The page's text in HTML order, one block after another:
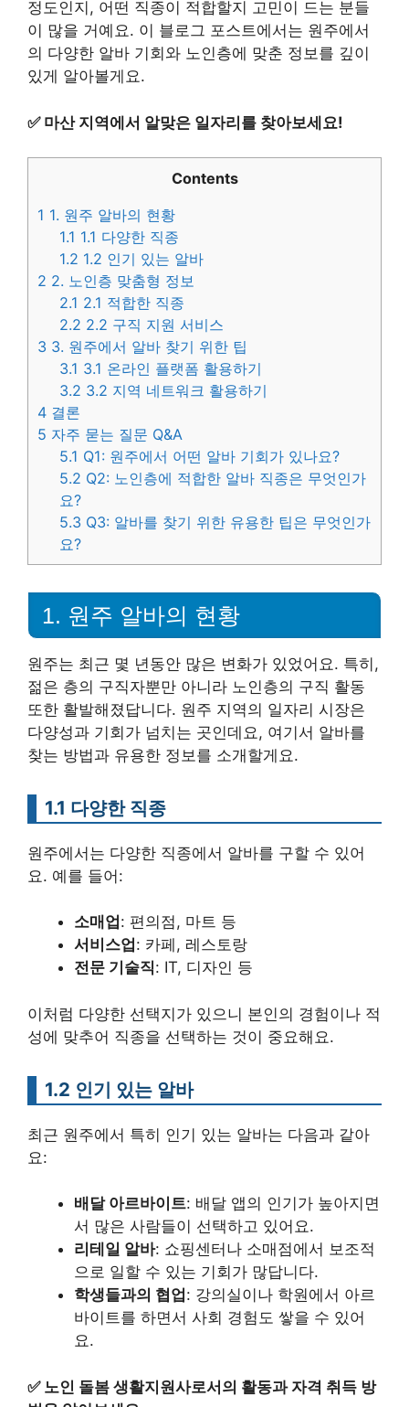
정도인지, 어떤 직종이 적합할지 고민이 드는 분들
이 많을 거예요. 이 블로그 포스트에서는 원주에서
의 다양한 알바 기회와 노인층에 맞춘 정보를 깊이
있게 알아볼게요.
✅ 마산 지역에서 알맞은 일자리를 찾아보세요!
Contents
1 1. 원주 알바의 현황
1.1 1.1 다양한 직종
1.2 1.2 인기 있는 알바
2 2. 노인층 맞춤형 정보
2.1 2.1 적합한 직종
2.2 2.2 구직 지원 서비스
3 3. 원주에서 알바 찾기 위한 팁
3.1 3.1 온라인 플랫폼 활용하기
3.2 3.2 지역 네트워크 활용하기
4 결론
5 자주 묻는 질문 Q&A
5.1 Q1: 원주에서 어떤 알바 기회가 있나요?
5.2 Q2: 노인층에 적합한 알바 직종은 무엇인가
요?
5.3 Q3: 알바를 찾기 위한 유용한 팁은 무엇인가
요?
1. 원주 알바의 현황
원주는 최근 몇 년동안 많은 변화가 있었어요. 특히,
젊은 층의 구직자뿐만 아니라 노인층의 구직 활동
또한 활발해졌답니다. 원주 지역의 일자리 시장은
다양성과 기회가 넘치는 곳인데요, 여기서 알바를
찾는 방법과 유용한 정보를 소개할게요.
1.1 다양한 직종
원주에서는 다양한 직종에서 알바를 구할 수 있어
요. 예를 들어:
소매업 : 편의점, 마트 등
서비스업 : 카페, 레스토랑
전문 기술직: IT, 디자인 등
이처럼 다양한 선택지가 있으니 본인의 경험이나 적
성에 맞추어 직종을 선택하는 것이 중요해요.
1.2 인기 있는 알바
최근 원주에서 특히 인기 있는 알바는 다음과 같아
요:
배달 아르바이트: 배달 앱의 인기가 높아지면
서 많은 사람들이 선택하고 있어요.
리테일 알바: 쇼핑센터나 소매점에서 보조적
으로 일할 수 있는 기회가 많답니다.
학생들과의 협업 : 강의실이나 학원에서 아르
바이트를 하면서 사회 경험도 쌓을 수 있어
요.
✅ 노인 돌봄 생활지원사로서의 활동과 자격 취득 방